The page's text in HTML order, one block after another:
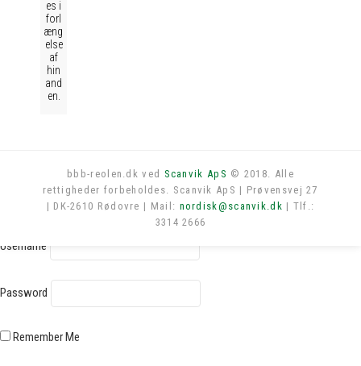
es i
forl
æng
else
af
hin
and
en.
bbb-reolen.dk ved Scanvik ApS © 2018. Alle
rettigheder forbeholdes. Scanvik ApS | Prøvensvej 27
| DK-2610 Rødovre | Mail: nordisk@scanvik.dk | Tlf.:
3314 2666
Log in
Username
Password
Remember Me